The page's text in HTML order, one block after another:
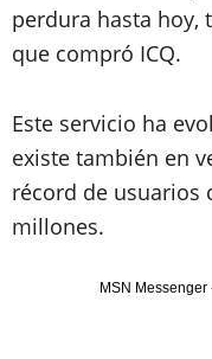
perdura hasta hoy,
que compró ICQ.
Este servicio ha
existe también en
récord de usuarios
millones.
MSN